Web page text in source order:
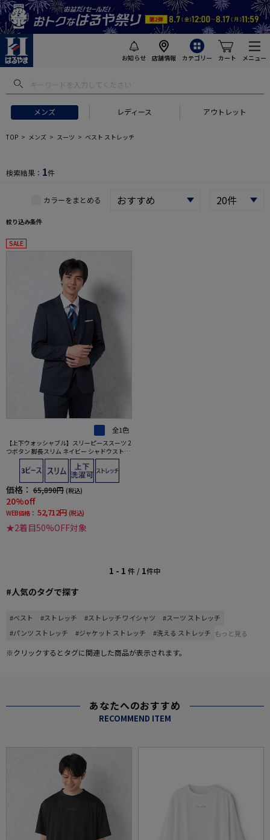
お知らせ 店舗情報 カテゴリー カート メニュー
メンズ レディース アウトレット
フトにおすすめ #セットアップ スーツ
TOP メンズ スーツ ベスト ストレッチ
検索結果： 1件
カラーをまとめる
絞り込み条件
SALE
全1色
【上下ウォッシャブル】スリーピーススーツ 2
つボタン 脚長スリム ネイビー シャドウストラ
イプ NERO 通年【スリムデザイン】
価格： 65,890円 (税込)
20%off
WEB価格： 52,712円 (税込)
★2着目50%OFF対象
1 - 1 件 / 1件中
#人気のタグで探す
#ベスト #ストレッチ #ストレッチ ワイシャツ
#スーツ ストレッチ
#パンツ ストレッチ
#ジャケット ストレッチ #洗える ストレッチ もっと見る
※クリックするとタグに関連した商品が表示されます。
あなたへのおすすめ
RECOMMEND ITEM